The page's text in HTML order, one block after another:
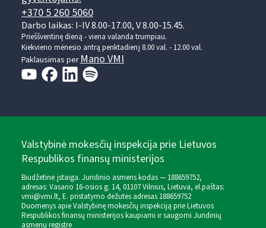
+370 5 260 5060
Darbo laikas: I-IV 8.00-17.00, V 8.00-15.45.
Prieššventinę dieną - viena valanda trumpiau.
Kiekvieno mėnesio antrą penktadienį 8.00 val. - 12.00 val.
Paklausimas perMano VMI
Valstybinė mokesčių inspekcija prie Lietuvos
Respublikos finansų ministerijos
Biudžetinė įstaiga. Juridinio asmens kodas — 188659752,
adresas: Vasario 16-osios g. 14, 01107 Vilnius, Lietuva, el.paštas:
vmi@vmi.lt, E. pristatymo dėžutės adresas 188659752
Duomenys apie Valstybinę mokesčių inspekciją prie Lietuvos
Respublikos finansų ministerijos kaupiami ir saugomi Juridinių
asmenų registre